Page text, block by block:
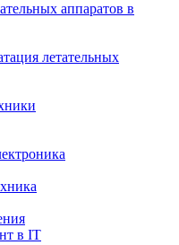
аппаратов в
летательных
в IT